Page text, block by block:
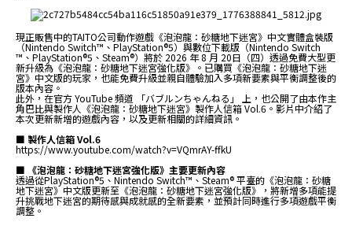
現正販售中的TAITO公司動作遊戲《泡泡龍：砂糖地下迷宮》中文實體盒裝版
（Nintendo Switch™、PlayStation®5）與數位下載版（Nintendo Switch
™、PlayStation®5、Steam®）將於 2026 年 8 月 20日（四）透過免費大型更
新升級為《泡泡龍：砂糖地下迷宮強化版》。已購買《泡泡龍：砂糖地下迷
宮》中文版的玩家，也能免費升級並親自體驗加入多項新要素與平衡調整後的
版本內容。
此外，在官方 YouTube 頻道 「バブルンちゃんねる」 上，也公開了由本作主
角巴比與製作人《泡泡龍：砂糖地下迷宮》製作人信箱 Vol.6。影片中介紹了
本次更新新增的遊戲內容，以及更新相關的詳細資訊。
■ 製作人信箱 Vol.6
https://www.youtube.com/watch?v=VQmrAY-ffkU
■ 《泡泡龍：砂糖地下迷宮強化版》主要更新內容
透過從PlayStation®5、Nintendo Switch™、Steam® 平臺的《泡泡龍：砂糖
地下迷宮》中文版更新至《泡泡龍：砂糖地下迷宮強化版》，將新增多項能提
升挑戰地下迷宮的期待感與成就感的全新要素，並預計同時進行多項遊戲平衡
調整。